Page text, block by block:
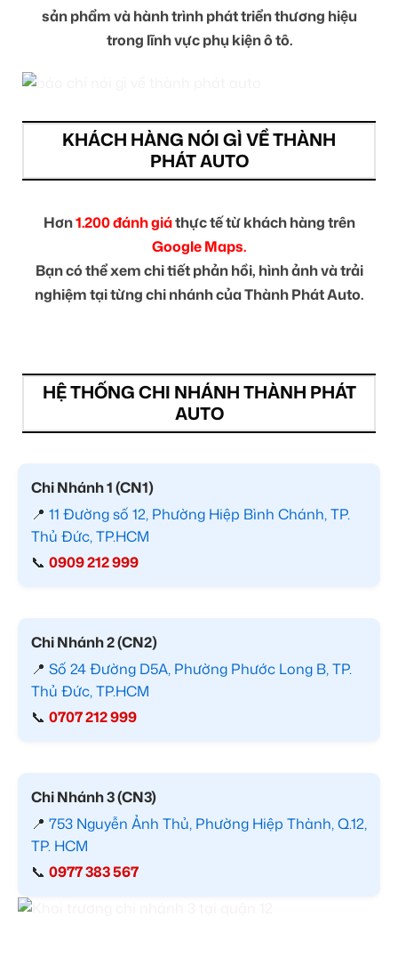
sản phẩm và hành trình phát triển thương hiệu
trong lĩnh vực phụ kiện ô tô.
KHÁCH HÀNG NÓI GÌ VỀ THÀNH
PHÁT AUTO
Hơn1.200 đánh giáthực tế từ khách hàng trên
Google Maps.
Bạn có thể xem chi tiết phản hồi, hình ảnh và trải
nghiệm tại từng chi nhánh của Thành Phát Auto.
HỆ THỐNG CHI NHÁNH THÀNH PHÁT
AUTO
Chi Nhánh 1 (CN1)
📍 11 Đường số 12, Phường Hiệp Bình Chánh, TP.
Thủ Đức, TP.HCM
📞 0909 212 999
Chi Nhánh 2 (CN2)
📍 Số 24 Đường D5A, Phường Phước Long B, TP.
Thủ Đức, TP.HCM
📞 0707 212 999
Chi Nhánh 3 (CN3)
📍 753 Nguyễn Ảnh Thủ, Phường Hiệp Thành, Q.12,
TP. HCM
📞 0977 383 567